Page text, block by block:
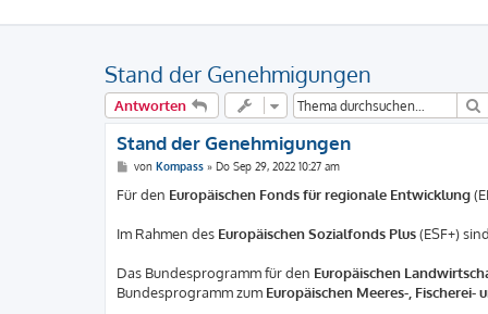
Stand der Genehmigungen
Antworten
Stand der Genehmigungen
B
i
t
a
g
von Kompass» Do Sep 29, 2022 10:27 am
Für den Europäischen Fonds für regionale Entwicklung
Im Rahmen des Europäischen Sozialfonds Plus(ESF+)
Das Bundesprogramm für den Europäischen
Bundesprogramm zum Europäischen Meeres-, Fischerei-